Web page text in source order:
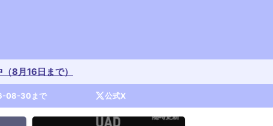
8月16日まで）
08-30まで 公式X